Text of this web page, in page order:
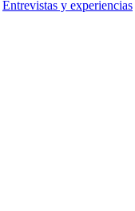
Entrevistas y experiencias